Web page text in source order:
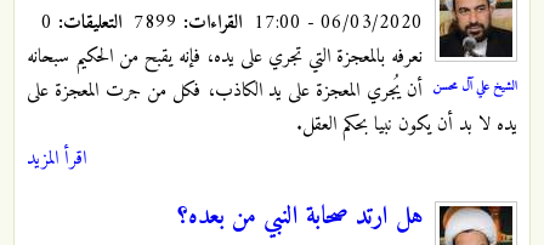
الشيخ علي آل محسن
06/03/2020 - 17:00 القراءات: التعليقات:
نعرفه بالمعجزة التي تجري على يده، فإنه يقبح من الحكيم سبحانه
أن يُجري المعجزة على يد الكاذب، فكل من جرت المعجزة على
يده لا بد أن يكون نبيا بحكم العقل.
اقرأ المزيد
هل ارتد صحابة النبي من بعده؟